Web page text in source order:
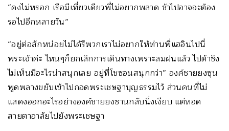
“คงไม่หรอก เรือมีเที่ยวเดียวพี่ไม่อยากพลาด ช้าไปอาจจะต้อง
รอไปอีกหลายวัน”
“อยู่ต่อสักหน่อยไม่ได้รึพวกเราไม่อยากให้ท่านพี่แฮอินไปนี่
พระเจ้าค่ะ ไหนๆก็ยกเลิกการเดินทางเพราะลมฝนแล้ว ไปต้าชิง
ไม่เห็นมีอะไรน่าสนุกเลย อยู่ที่โชซอนสนุกกว่า” องค์ชายยงซุน
พูดพลางขยับเข้าไปกอดพระเชษฐาบุญธรรมไว้ ส่วนคนที่ไม่
แสดงออกอะไรอย่างองค์ชายยงซานกลับนิ่งเงียบ แต่ทอด
สายตาอาลัยไปยังพระเชษฐา